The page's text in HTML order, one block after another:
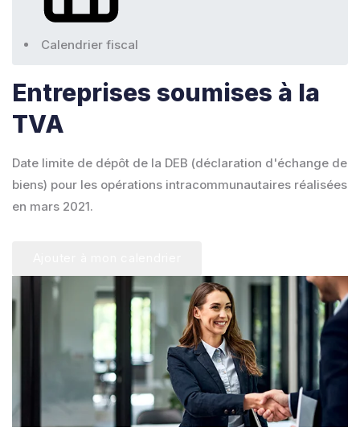
Calendrier fiscal
Entreprises soumises à la
TVA
Date limite de dépôt de la DEB (déclaration d'échange de
biens) pour les opérations intracommunautaires réalisées
en mars 2021.